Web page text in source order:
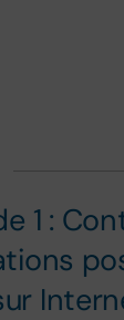
1 :